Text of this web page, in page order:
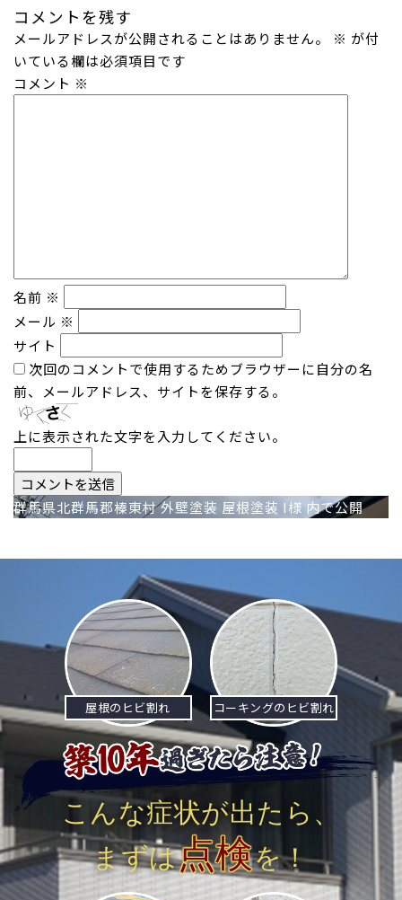
イ
ズ
コメントを残す
メールアドレスが公開されることはありません。 ※ が付
いている欄は必須項目です
コメント ※
名前 ※
メール ※
サイト
次回のコメントで使用するためブラウザーに自分の名
前、メールアドレス、サイトを保存する。
上に表示された文字を入力してください。
投
ゲ
ー
シ
ョ
ン
群馬県北群馬郡榛東村 外壁塗装 屋根塗装 I様 内で公開
屋根のヒビ割れ コーキングのヒビ割れ
こんな症状が出たら、
まずは点検を！